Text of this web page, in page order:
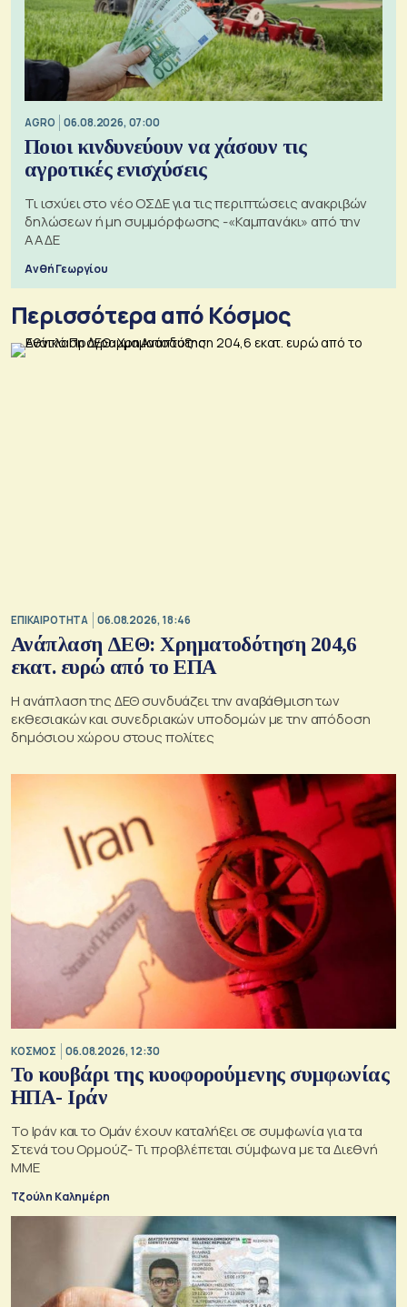
AGRO 06.08.2026, 07:00
Ποιοι κινδυνεύουν να χάσουν τις
αγροτικές ενισχύσεις
Τι ισχύει στο νέο ΟΣΔΕ για τις περιπτώσεις ανακριβών
δηλώσεων ή μη συμμόρφωσης -«Καμπανάκι» από την
ΑΑΔΕ
Ανθή Γεωργίου
Περισσότερα από Κόσμος
ΕΠΙΚΑΙΡΟΤΗΤΑ 06.08.2026, 18:46
Ανάπλαση ΔΕΘ: Χρηματοδότηση 204,6
εκατ. ευρώ από το ΕΠΑ
Η ανάπλαση της ΔΕΘ συνδυάζει την αναβάθμιση των
εκθεσιακών και συνεδριακών υποδομών με την απόδοση
δημόσιου χώρου στους πολίτες
ΚΟΣΜΟΣ 06.08.2026, 12:30
Το κουβάρι της κυοφορούμενης συμφωνίας
ΗΠΑ- Ιράν
Το Ιράν και το Ομάν έχουν καταλήξει σε συμφωνία για τα
Στενά του Ορμούζ- Τι προβλέπεται σύμφωνα με τα Διεθνή
ΜΜΕ
Τζούλη Καλημέρη